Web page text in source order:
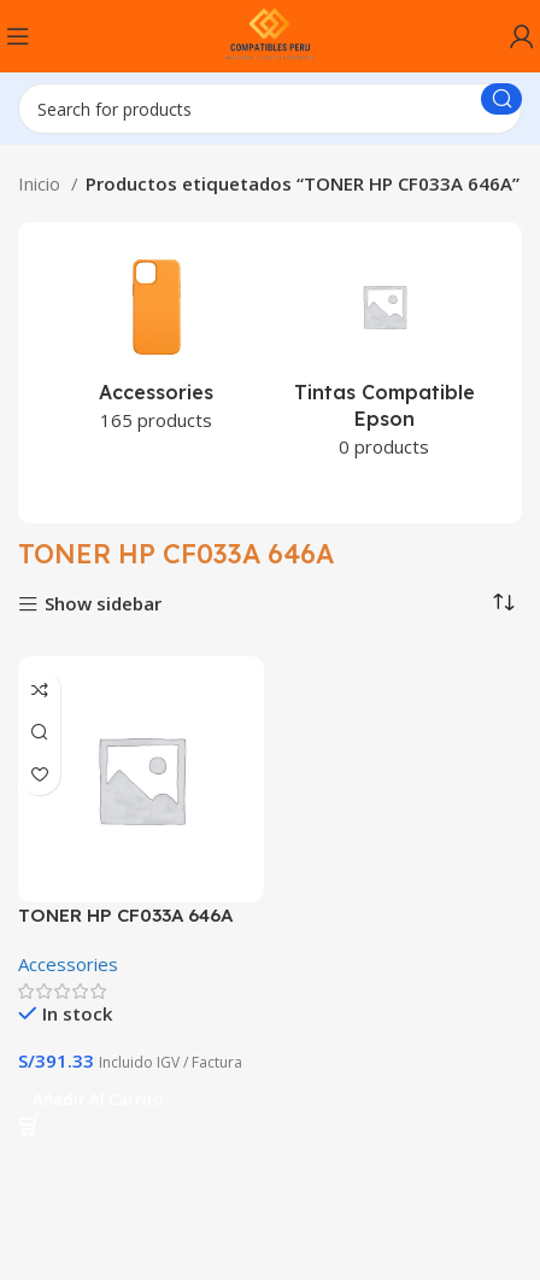
Inicio Productos etiquetados “TONER HP CF033A 646A”
Accessories
165 products
Tintas Compatible
Epson
0 products
TONER HP CF033A 646A
Show sidebar
TONER HP CF033A 646A
Accessories
In stock
S/391.33 Incluido IGV / Factura